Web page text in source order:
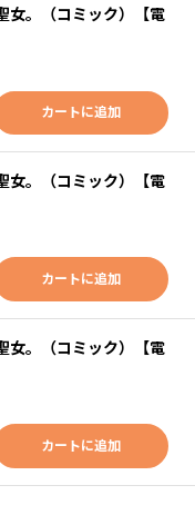
女。（コミック）【電
カートに追加
女。（コミック）【電
カートに追加
女。（コミック）【電
カートに追加